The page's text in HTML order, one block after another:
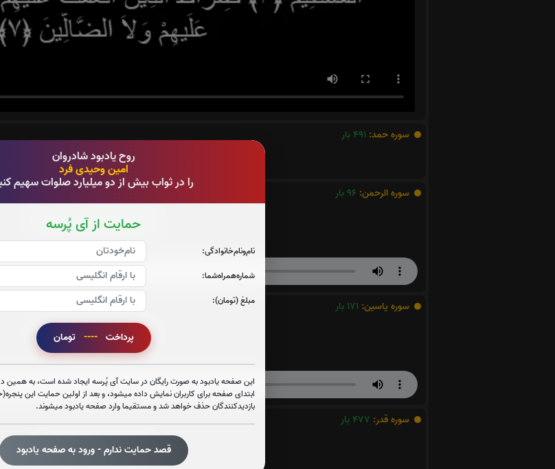
روح یادبود شادروان
امین وحیدی فرد
را در ثواب بیش از دو میلیارد صلوات سهیم
حمایت از آی پُرسه
نام‌و‌نام‌خانوادگی:
شماره‌همراه‌شما:
مبلغ (تومان):
پرداخت ---- تومان
این صفحه یادبود به صورت رایگان در سایت آی پُرسه ایجاد شده است، به همین
ابتدای صفحه برای کاربران نمایش داده میشود، و بعد از اولین حمایت این
بازدیدکنندگان حذف خواهد شد و مستقیما وارد صفحه یادبود میشوند.
قصد حمایت ندارم - ورود به صفحه یادبود
سوره حمد: 491 بار
قرائت سوره حمد را تقبل میکنم
سوره الرحمن: 96بار
قرائت سوره الرحمن را تقبل میکنم
صوت سوره الرحمن
سوره یاسین: 171 بار
قرائت سوره یاسین را تقبل میکنم
صوت سوره یاسین
سوره قدر: 477 بار
قرائت سوره قدر را تقبل میکنم